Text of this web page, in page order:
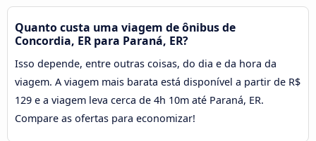
Quanto custa uma viagem de ônibus de
Concordia, ER para Paraná, ER?
Isso depende, entre outras coisas, do dia e da hora da
viagem. A viagem mais barata está disponível a partir de R$
129 e a viagem leva cerca de 4h 10m até Paraná, ER.
Compare as ofertas para economizar!